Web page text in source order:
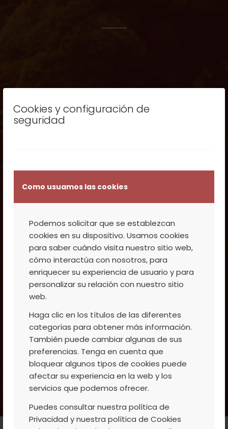
Cookies y configuración de
seguridad
Como usuamos las cookies
Podemos solicitar que se establezcan
cookies en su dispositivo. Usamos cookies
para saber cuándo visita nuestro sitio web,
cómo interactúa con nosotros, para
enriquecer su experiencia de usuario y para
personalizar su relación con nuestro sitio
web.
Haga clic en los títulos de las diferentes
categorías para obtener más información.
También puede cambiar algunas de sus
preferencias. Tenga en cuenta que
bloquear algunos tipos de cookies puede
afectar su experiencia en la web y los
servicios que podemos ofrecer.
Puedes consultar nuestra política de
Privacidad y nuestra política de Cookies